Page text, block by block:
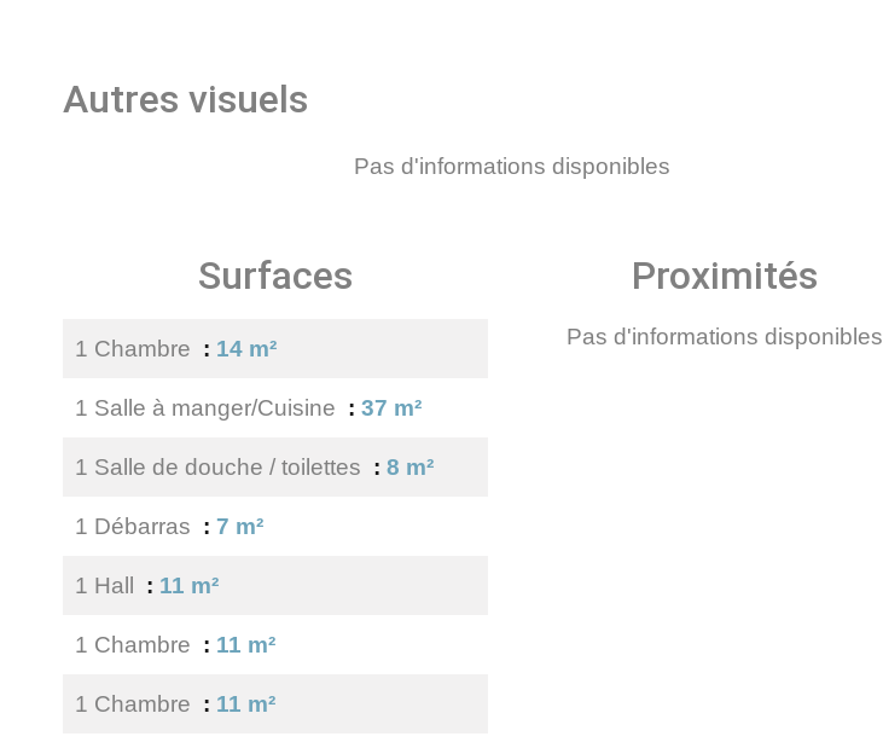
Autres visuels
Pas d'informations disponibles
Surfaces
1 Chambre 14 m²
1 Salle à manger/Cuisine 37 m²
1 Salle de douche / toilettes 8 m²
1 Débarras 7 m²
1 Hall 11 m²
1 Chambre 11 m²
1 Chambre 11 m²
Proximités
Pas d'informations disponibles